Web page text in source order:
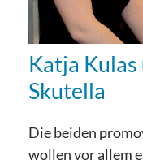
Katja
Skutella
Die beiden
wollen vor allem